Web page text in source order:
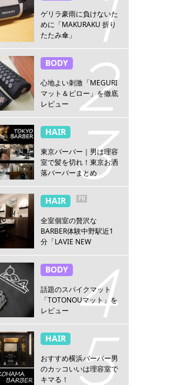
ゲリラ豪雨に負けないた
めに「MAKURAKU 折り
たたみ傘」
BODY
心地よい刺激「MEGURI
マット＆ピロー」を徹底
レビュー
HAIR
東京バーバー｜男は理容
室で髪を切れ！東京お洒
落バーバーまとめ
HAIR PR
全室個室の贅沢な
BARBER体験中野駅近1
分「LAVIE NEW
野」
BODY
話題のスパイクマット
「TOTONOUマット」を
レビュー
HAIR
おすすめ横浜バーバー男
のカッコいいは理容室で
キマる！